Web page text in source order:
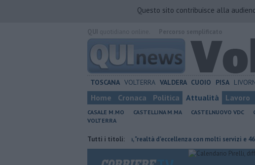
Questo sito contribuisce alla
TOSCANA VOLTERRA VALDERA CUOIO PISA
Home Cronaca Politica Attualità Lavoro
CASALE M.MO CASTELLINA M.MA CASTELNUOVO VDC
VOLTERRA
Tutti i titoli:
Crm, "realtà d'eccellenza con molti servizi e 46 posti"